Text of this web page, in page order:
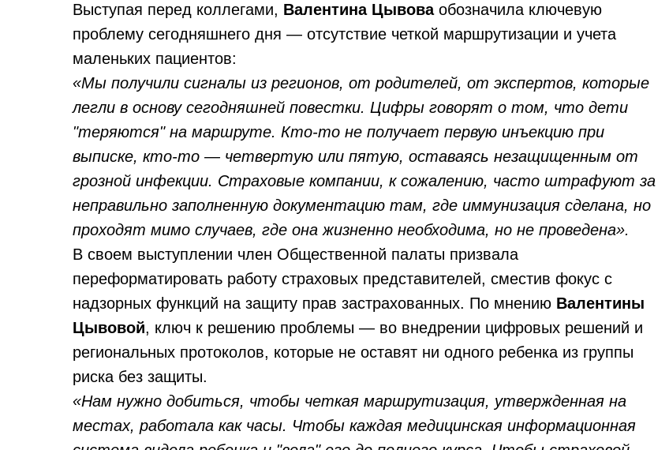
Выступая перед коллегами, Валентина Цывова обозначила ключевую
проблему сегодняшнего дня — отсутствие четкой маршрутизации и учета
маленьких пациентов:
«Мы получили сигналы из регионов, от родителей, от экспертов, которые
легли в основу сегодняшней повестки. Цифры говорят о том, что дети
"теряются" на маршруте. Кто-то не получает первую инъекцию при
выписке, кто-то — четвертую или пятую, оставаясь незащищенным от
грозной инфекции. Страховые компании, к сожалению, часто штрафуют за
неправильно заполненную документацию там, где иммунизация сделана, но
проходят мимо случаев, где она жизненно необходима, но не проведена».
В своем выступлении член Общественной палаты призвала
переформатировать работу страховых представителей, сместив фокус с
надзорных функций на защиту прав застрахованных. По мнению Валентины
Цывовой, ключ к решению проблемы — во внедрении цифровых решений и
региональных протоколов, которые не оставят ни одного ребенка из группы
риска без защиты.
«Нам нужно добиться, чтобы четкая маршрутизация, утвержденная на
местах, работала как часы. Чтобы каждая медицинская информационная